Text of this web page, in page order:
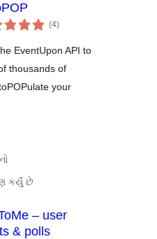
(4કુલ
રેટિંગ્સ
)
EventUpon API to
thousands of
your
કર્યું છે
– user
& polls